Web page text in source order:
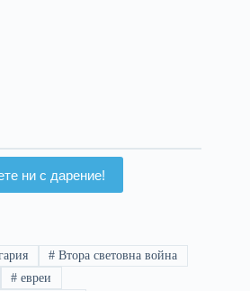
ни с дарение!
# Втора световна война
# евреи